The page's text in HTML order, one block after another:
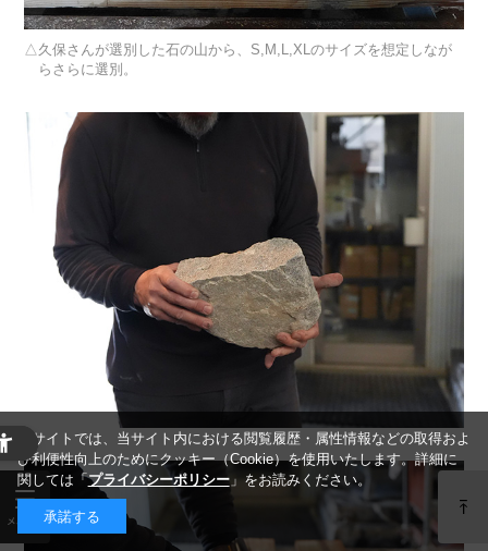
久保さんが選別した石の山から、S,M,L,XLのサイズを想定しなが
らさらに選別。
当サイトでは、当サイト内における閲覧履歴・属性情報などの取得およ
び利便性向上のためにクッキー（Cookie）を使用いたします。詳細に
関しては「プライバシーポリシー」をお読みください。
承諾する